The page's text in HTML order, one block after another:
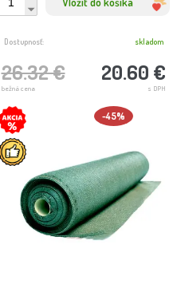
26.32 €
bežná cena
20.60 €
s DPH
Dostupnosť: skladom
-45%